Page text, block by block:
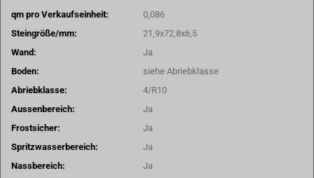
qm pro Verkaufseinheit:
0,086
Steingröße/mm:
21,9x72,8x6,5
Wand:
Ja
Boden:
siehe Abriebklasse
Abriebklasse:
4/R10
Aussenbereich:
Ja
Frostsicher:
Ja
Spritzwasserbereich:
Ja
Nassbereich:
Ja